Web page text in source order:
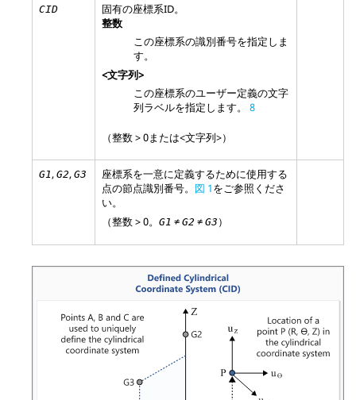
CID
固有の座標系ID。
整数
この座標系の識別番号を指定しま
す。
<文字列>
この座標系のユーザー定義の文字
列ラベルを指定します。 8
（整数 > 0または<文字列>）
G1 , G2, G3
座標系を一意に定義するために使用する
点の節点識別番号。 図 1をご参照くださ
い。
（整数 > 0。 G1 ≠ G2 ≠ G3 ）